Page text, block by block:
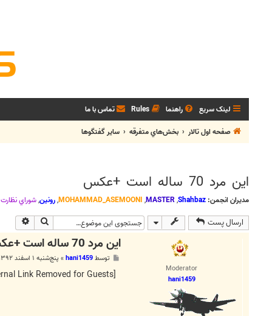
لینک سریع راهنما Rules تماس با ما
صفحه اول تالار
بخش‌‌هاي متفرقه ساير گفتگوها
این مرد 70 ساله است +عکس
مدیران انجمن: Shahbaz
,
MASTER
,
MOHAMMAD_ASEMOONI
,رونین,شوراي نظارت
ارسال پست جستجو
Moderator
hani1459
این مرد 70 ساله است +عکس
ت
توسطhani1459
» پنج‌شنبه ۱ اسفند ۱۳۹۲, ۴:۲۵ ب.ظ
[External Link Removed for Guests]